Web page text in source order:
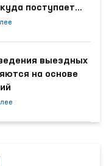
поступает
обращений
выездных
на основе